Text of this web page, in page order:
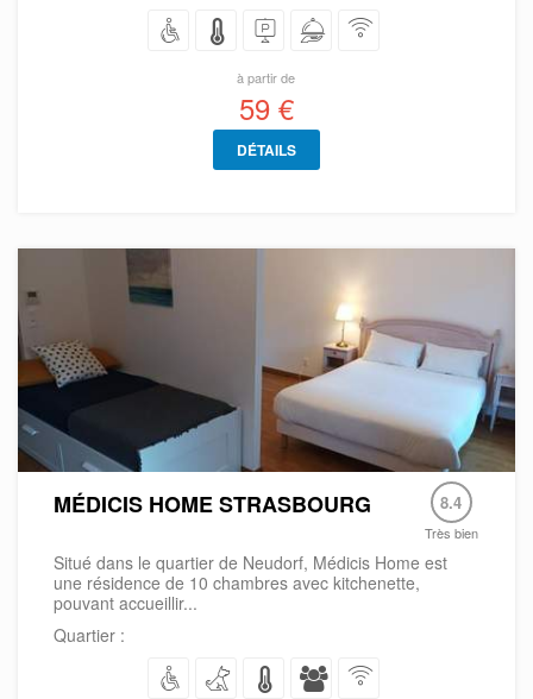
à partir de
59 €
DÉTAILS
MÉDICIS HOME STRASBOURG 8.4
Très bien
Situé dans le quartier de Neudorf, Médicis Home est
une résidence de 10 chambres avec kitchenette,
pouvant accueillir...
Quartier :